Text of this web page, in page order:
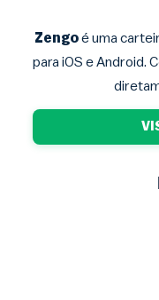
Zengoé uma
para iOS e Android.